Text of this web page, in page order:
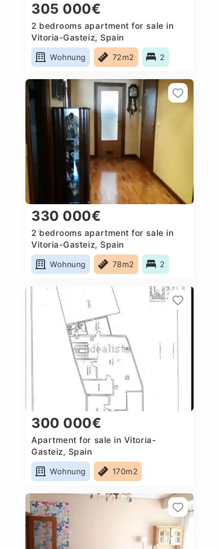
305 000€
2 bedrooms apartment for sale in
Vitoria-Gasteiz, Spain
Wohnung
72m2 2
330 000€
2 bedrooms apartment for sale in
Vitoria-Gasteiz, Spain
Wohnung
78m2 2
300 000€
Apartment for sale in Vitoria-
Gasteiz, Spain
Wohnung
170m2